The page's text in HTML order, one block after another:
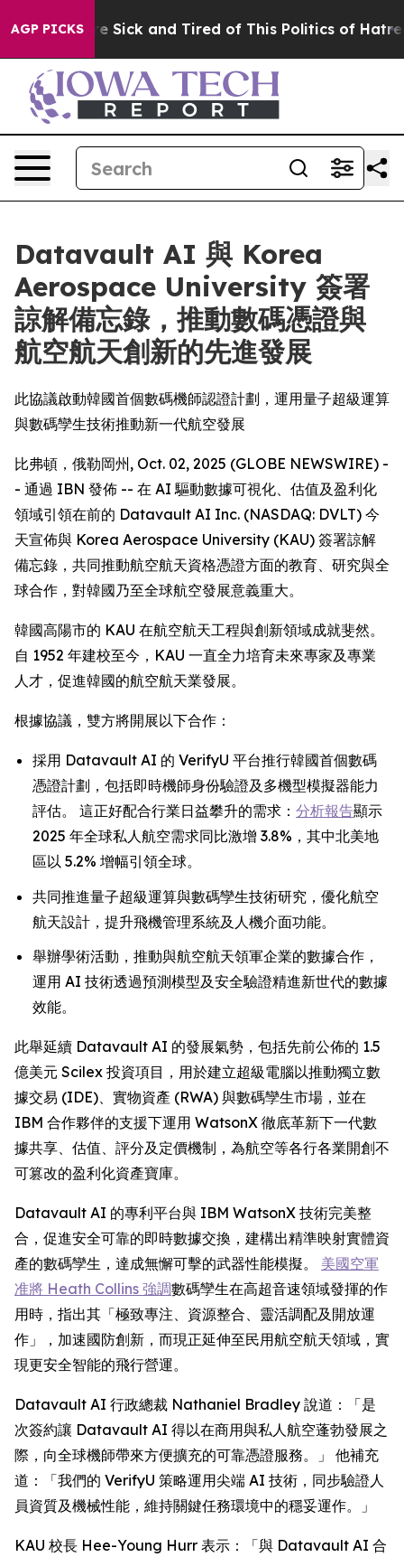
AGP PICKS
Are Sick and Tired of This Politics of Hatred”
Datavault AI 與 Korea
Aerospace University 簽署
諒解備忘錄，推動數碼憑證與
航空航天創新的先進發展
此協議啟動韓國首個數碼機師認證計劃，運用量子超級運算
與數碼孿生技術推動新一代航空發展
比弗頓，俄勒岡州, Oct. 02, 2025 (GLOBE NEWSWIRE) -
- 通過 IBN 發佈 -- 在 AI 驅動數據可視化、估值及盈利化
領域引領在前的 Datavault AI Inc. (NASDAQ: DVLT) 今
天宣佈與 Korea Aerospace University (KAU) 簽署諒解
備忘錄，共同推動航空航天資格憑證方面的教育、研究與全
球合作，對韓國乃至全球航空發展意義重大。
韓國高陽市的 KAU 在航空航天工程與創新領域成就斐然。
自 1952 年建校至今，KAU 一直全力培育未來專家及專業
人才，促進韓國的航空航天業發展。
根據協議，雙方將開展以下合作：
採用 Datavault AI 的 VerifyU 平台推行韓國首個數碼
憑證計劃，包括即時機師身份驗證及多機型模擬器能力
評估。 這正好配合行業日益攀升的需求： 分析報告顯示
2025 年全球私人航空需求同比激增 3.8%，其中北美地
區以 5.2% 增幅引領全球。
共同推進量子超級運算與數碼孿生技術研究，優化航空
航天設計，提升飛機管理系統及人機介面功能。
舉辦學術活動，推動與航空航天領軍企業的數據合作，
運用 AI 技術透過預測模型及安全驗證精進新世代的數據
效能。
此舉延續 Datavault AI 的發展氣勢，包括先前公佈的 1.5
億美元 Scilex 投資項目，用於建立超級電腦以推動獨立數
據交易 (IDE)、實物資產 (RWA) 與數碼孿生市場，並在
IBM 合作夥伴的支援下運用 WatsonX 徹底革新下一代數
據共享、估值、評分及定價機制，為航空等各行各業開創不
可篡改的盈利化資產寶庫。
Datavault AI 的專利平台與 IBM WatsonX 技術完美整
合，促進安全可靠的即時數據交換，建構出精準映射實體資
產的數碼孿生，達成無懈可擊的武器性能模擬。 美國空軍
准將 Heath Collins 強調數碼孿生在高超音速領域發揮的作
用時，指出其「極致專注、資源整合、靈活調配及開放運
作」，加速國防創新，而現正延伸至民用航空航天領域，實
現更安全智能的飛行營運。
Datavault AI 行政總裁 Nathaniel Bradley 說道：「是
次簽約讓 Datavault AI 得以在商用與私人航空蓬勃發展之
際，向全球機師帶來方便擴充的可靠憑證服務。」 他補充
道：「我們的 VerifyU 策略運用尖端 AI 技術，同步驗證人
員資質及機械性能，維持關鍵任務環境中的穩妥運作。」
KAU 校長 Hee-Young Hurr 表示：「與 Datavault AI 合